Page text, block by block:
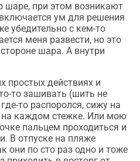
шаре, при этом возникают
ум для решения
убедительно с кем-то
меня развести, но это
шара. А внутри
простых действиях и
то зашивать (шить не
то распоролся, сижу на
каждом стежке. Или мою
пальцем проходиться и
В отпуске на пляже
они по сто раз одно и тоже